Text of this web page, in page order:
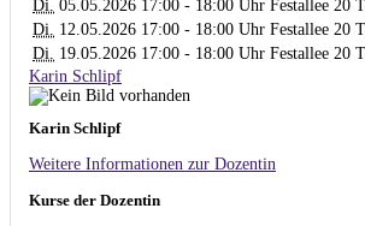
Di. 05.05.2026 17:00 - 18:00 Uhr Festallee 20
Di. 12.05.2026 17:00 - 18:00 Uhr Festallee 20
Di. 19.05.2026 17:00 - 18:00 Uhr Festallee 20
Karin Schlipf
Karin Schlipf
Weitere Informationen zur Dozentin
Kurse der Dozentin